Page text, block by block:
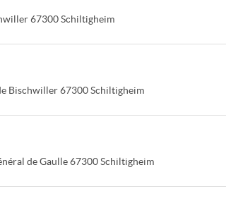
67300 Schiltigheim
Bischwiller67300 Schiltigheim
de Gaulle67300 Schiltigheim